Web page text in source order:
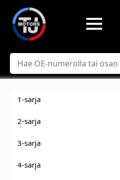
Hae
1-sarja
2-sarja
3-sarja
4-sarja